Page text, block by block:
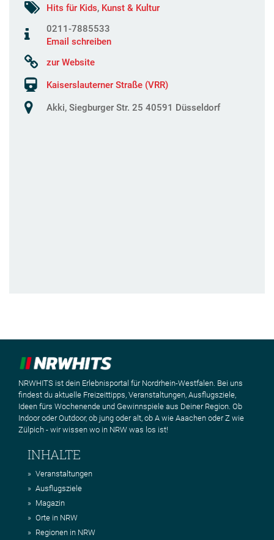
Hits für Kids, Kunst & Kultur
0211-7885533
Email schreiben
zur Website
Kaiserslauterner Straße (VRR)
Akki, Siegburger Str. 25 40591 Düsseldorf
NRWHITS ist dein Erlebnisportal für Nordrhein-Westfalen. Bei uns
findest du aktuelle Freizeittipps, Veranstaltungen, Ausflugsziele,
Ideen fürs Wochenende und Gewinnspiele aus Deiner Region. Ob
Indoor oder Outdoor, ob jung oder alt, ob A wie Aaachen oder Z wie
Zülpich - wir wissen wo in NRW was los ist!
INHALTE
Veranstaltungen
Ausflugsziele
Magazin
Orte in NRW
Regionen in NRW